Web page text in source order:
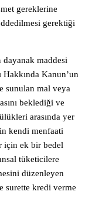
gereklerine
gerektiği
maddesi
Kanun’un
sunulan mal veya
beklediği ve
arasında yer
kendi menfaati
için ek bir bedel
tüketicilere
düzenleyen
surette kredi verme